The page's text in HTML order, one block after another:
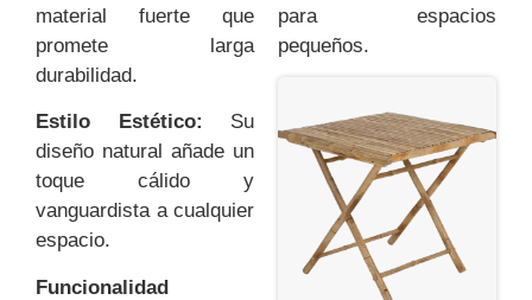
material fuerte que
promete larga
durabilidad.
Estilo Estético: Su
diseño natural añade un
toque cálido y
vanguardista a cualquier
espacio.
Funcionalidad
para espacios
pequeños.